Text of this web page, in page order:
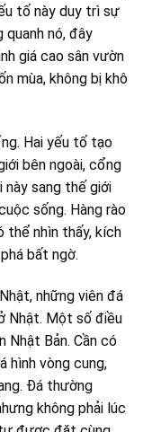
tố này duy trì sự
nó, đây
giá cao sân vườn
mùa, không bị khô
Hai yếu tố tạo
bên ngoài, cổng
sang thế giới
sống. Hàng rào
thể nhìn thấy, kích
bất ngờ.
những viên đá
Nhật. Một số điều
Nhật Bản. Cần có
hình vòng cung,
Đá thường
không phải lúc